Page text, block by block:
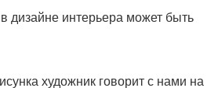
дизайне интерьера может быть
художник говорит с нами на